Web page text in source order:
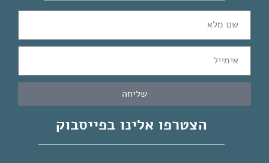
שליחה
הצטרפו אלינו בפייסבוק